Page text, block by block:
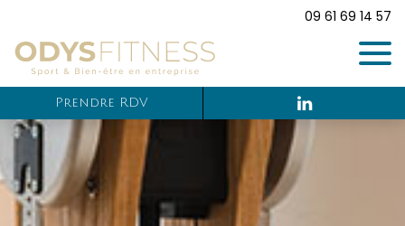
09 61 69 14 57
Prendre RDV